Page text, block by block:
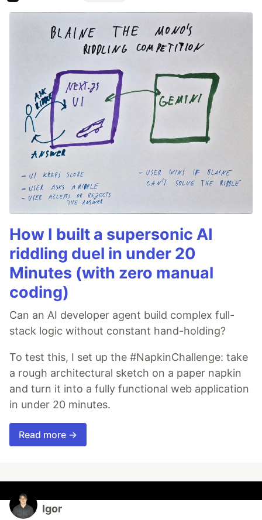
How I built a supersonic AI
riddling duel in under 20
Minutes (with zero manual
coding)
Can an AI developer agent build complex full-
stack logic without constant hand-holding?
To test this, I set up the #NapkinChallenge: take
a rough architectural sketch on a paper napkin
and turn it into a fully functional web application
in under 20 minutes.
Read more →
Igor